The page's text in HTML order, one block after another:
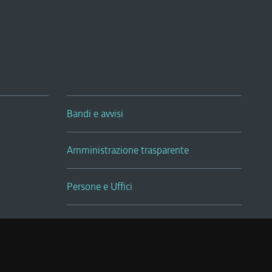
Bandi e avvisi
Amministrazione trasparente
Persone e Uffici
Sala Tiziano Tessitori